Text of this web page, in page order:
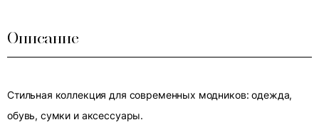
Описание
Стильная коллекция для современных модников: одежда,
обувь, сумки и аксессуары.